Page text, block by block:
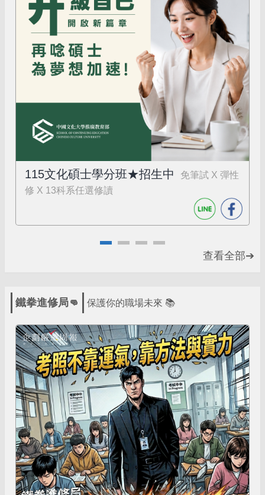
115文化碩士學分班★招生中
免筆試 X 彈性
修 X 13科系任選修讀
查看全部➔
鐵拳進修局👊 保護你的職場未來 📚